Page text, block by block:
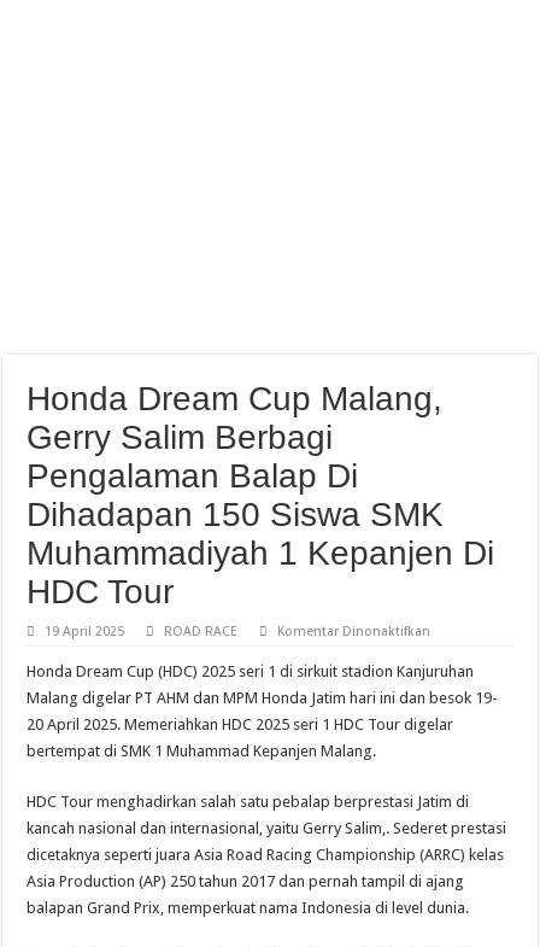
Honda Dream Cup Malang,
Gerry Salim Berbagi
Pengalaman Balap Di
Dihadapan 150 Siswa SMK
Muhammadiyah 1 Kepanjen Di
HDC Tour
19 April 2025 ROAD RACE Komentar Dinonaktifkan
Dream
Cup
Malang,
Gerry
Salim
Dihadapan
Siswa
SMK
Muhammadiyah
1
Di
Honda Dream Cup (HDC) 2025 seri 1 di sirkuit stadion Kanjuruhan
Malang digelar PT AHM dan MPM Honda Jatim hari ini dan besok 19-
20 April 2025. Memeriahkan HDC 2025 seri 1 HDC Tour digelar
bertempat di SMK 1 Muhammad Kepanjen Malang.
HDC Tour menghadirkan salah satu pebalap berprestasi Jatim di
kancah nasional dan internasional, yaitu Gerry Salim,. Sederet prestasi
dicetaknya seperti juara Asia Road Racing Championship (ARRC) kelas
Asia Production (AP) 250 tahun 2017 dan pernah tampil di ajang
balapan Grand Prix, memperkuat nama Indonesia di level dunia.